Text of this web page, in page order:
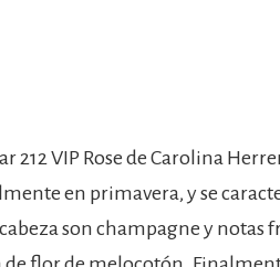
212 VIP Rose de Carolina
en primavera, y se
son champagne y notas